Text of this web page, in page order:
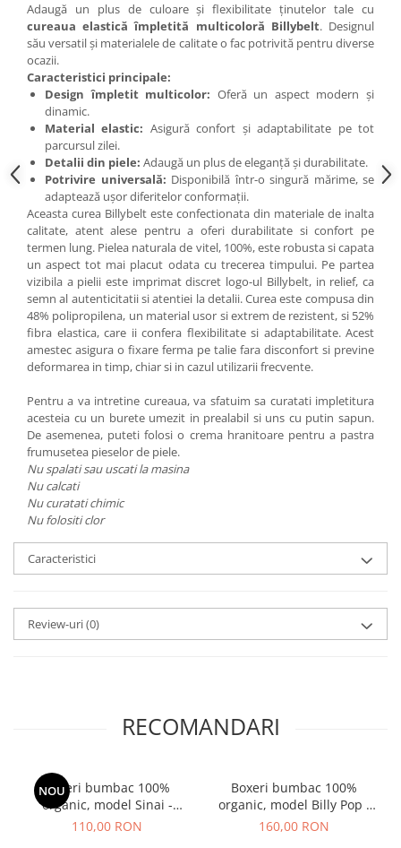
Adaugă un plus de culoare și flexibilitate ținutelor tale cu
cureaua elastică împletită multicoloră Billybelt. Designul
său versatil și materialele de calitate o fac potrivită pentru diverse
ocazii.
Caracteristici principale:
Design împletit multicolor: Oferă un aspect modern și
dinamic.
Material elastic: Asigură confort și adaptabilitate pe tot
parcursul zilei.
Detalii din piele: Adaugă un plus de eleganță și durabilitate.
Potrivire universală: Disponibilă într-o singură mărime, se
adaptează ușor diferitelor conformații.
Aceasta curea Billybelt este confectionata din materiale de inalta
calitate, atent alese pentru a oferi durabilitate si confort pe
termen lung. Pielea naturala de vitel, 100%, este robusta si capata
un aspect tot mai placut odata cu trecerea timpului. Pe partea
vizibila a pielii este imprimat discret logo-ul Billybelt, in relief, ca
semn al autenticitatii si atentiei la detalii. Curea este compusa din
48% polipropilena, un material usor si extrem de rezistent, si 52%
fibra elastica, care ii confera flexibilitate si adaptabilitate. Acest
amestec asigura o fixare ferma pe talie fara disconfort si previne
deformarea in timp, chiar si in cazul utilizarii frecvente.
Pentru a va intretine cureaua, va sfatuim sa curatati impletitura
acesteia cu un burete umezit in prealabil si uns cu putin sapun.
De asemenea, puteti folosi o crema hranitoare pentru a pastra
frumusetea pieselor de piele.
Nu spalati sau uscati la masina
Nu calcati
Nu curatati chimic
Nu folositi clor
Caracteristici
Review-uri(0)
RECOMANDARI
NOU
Boxeri bumbac 100%
organic, model Sinai -
diverse marimi
110,00 RON
Boxeri bumbac 100%
organic, model Billy Pop -
diverse marimi
160,00 RON